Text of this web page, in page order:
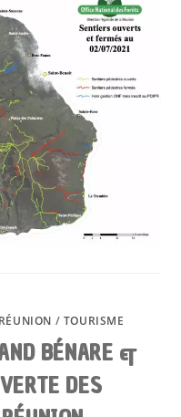
RÉUNION / TOURISME
BÉNARE &
DES